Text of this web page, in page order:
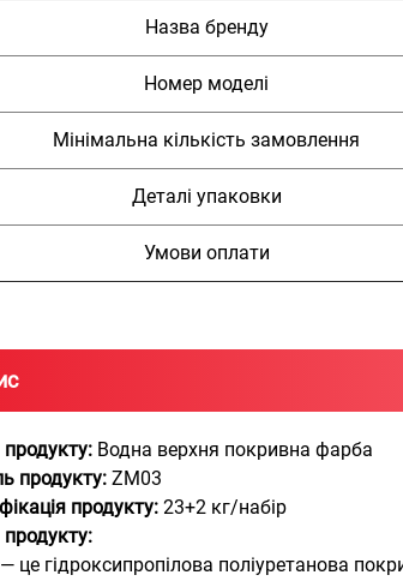
Назва бренду
Номер моделі
Мінімальна кількість замовлення
Деталі упаковки
Умови оплати
Водна верхня покривна фарба
продукту: ZM03
продукту: 23+2 кг/набір
це гідроксипропілова поліуретанова